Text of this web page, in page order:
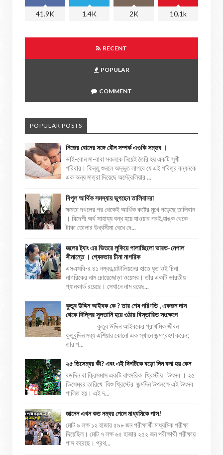
41.9K 1.4K 2K 10.1k
RECENT
POPULAR
COMMENT
POPULAR POSTS
নিজের বোনের সঙ্গে যৌন সম্পর্ক এওকি সম্ভব ।
ভাই-বোন মা-বাবা সকলকে নিয়েই তৈরি হয় একটি সুখী
পরিবার। কিন্তু শুনলে অদ্ভুত লাগবে যে এই পবিত্র বন্ধনকে
এক অন্য মাত্রা দিয়েছে অস্ট্রেলিয়ার ...
বিপুল আর্থিক সমস্যায় ভুগছেন তালিবানরা
ক্ষমতা দখলের পর থেকেই আর্থিক কষ্টের মুখে পড়েছে তালিবান
। বিদেশী অর্থ সাহায্য বন্ধ হয়ে যাওয়ার পরই ব্য়াঙ্ক থেকে
টাকা তোলার উর্ধ্বসীমা বেধে দে...
জলের ট্যাং এর ভিতরে লুকিয়ে পালাচ্ছিলো ভারত-নেপাল
সীমান্তে । গ্ৰেফতার চীনা নাগরিক
এসএসবি-র ৪১ নম্বর ব্য়াটালিয়নের হাতে ধৃত ওই চিনা
নাগরিকের নাম চোয়েজোড়া ওয়েসর। তাঁর একটি ভারতীয়
প্যানকার্ড রয়েছে। সেখানে নাম রয়েছ...
কুতুব উদ্দিন আইবক কে ? তার শেষ পরিণতি , একজন দাস
থেকে দিল্লির সুলতানি হয়ে ওঠার বিস্তারিত সংক্ষেপে
কুতুব উদ্দিন আইবকের প্রাথমিক জীবন
কুতুবুদ্দিন মধ্য এশিয়ার কোনো এক স্থানে জন্মগ্রহণ করেন;
তার প...
২৫ ডিসেম্বর কী? এবং এই দিনটিকে বড়ো দিন বলা হয় কেন
বড়দিন বা ক্রিসমাস একটি বাৎসরিক খ্রিস্টীয় উৎসব । ২৫
ডিসেম্বর তারিখে যিশু খ্রিস্টের জন্মদিন উপলক্ষে এই উৎসব
পালিত হয়। এই দ...
জানেন এখন কত নম্বর পেলে মাধ্যমিকে পাস!
মোট ৯ লক্ষ ১২ হাজার ৫৯৮ জন পরীক্ষার্থী মাধ্যমিক পরীক্ষা
দিয়েছিল। মোট ৭ লক্ষ ৬৫ হাজার ২৫২ জন পরীক্ষার্থী পরীক্ষায়
পাস করেছে। প্রথ...